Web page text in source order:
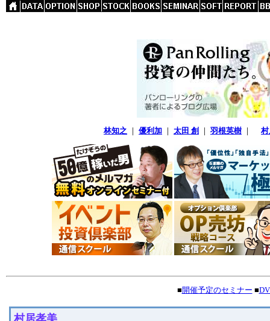
林知之 ｜ 優利加 ｜ 太田 創 ｜ 羽根英樹 ｜
■開催予定のセミナー ■